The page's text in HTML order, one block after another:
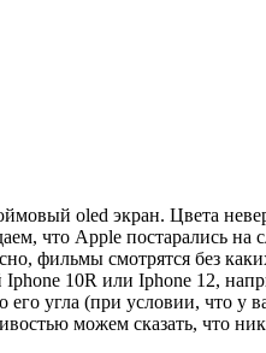
oled экран. Цвета
что Apple постарались
фильмы смотрятся без
10R или Iphone 12,
угла (при условии, что у
можем сказать, что